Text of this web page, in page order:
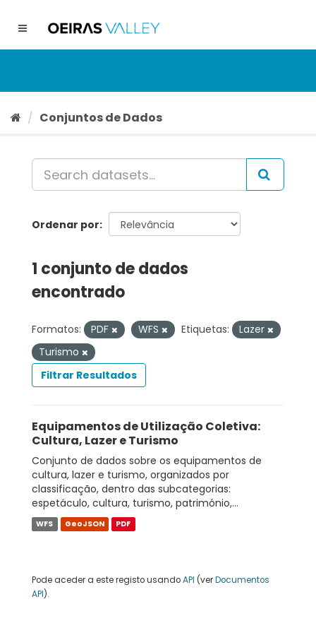
conteúdo
Toggle
Conjuntos de Dados
Ordenar por
1 conjunto de dados
encontrado
Formatos: PDF WFS Etiquetas:
Lazer
Turismo
Filtrar Resultados
Equipamentos de Utilização Coletiva:
Cultura, Lazer e Turismo
Conjunto de dados sobre os equipamentos de
cultura, lazer e turismo, organizados por
classificação, dentro das subcategorias:
espetáculo, cultura, turismo, património,...
WFS GeoJSON PDF
Pode aceder a este registo usandoAPI (verDocumentos
API).